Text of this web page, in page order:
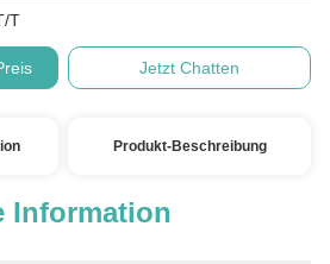
T
Jetzt Chatten
Produkt-Beschreibung
Information